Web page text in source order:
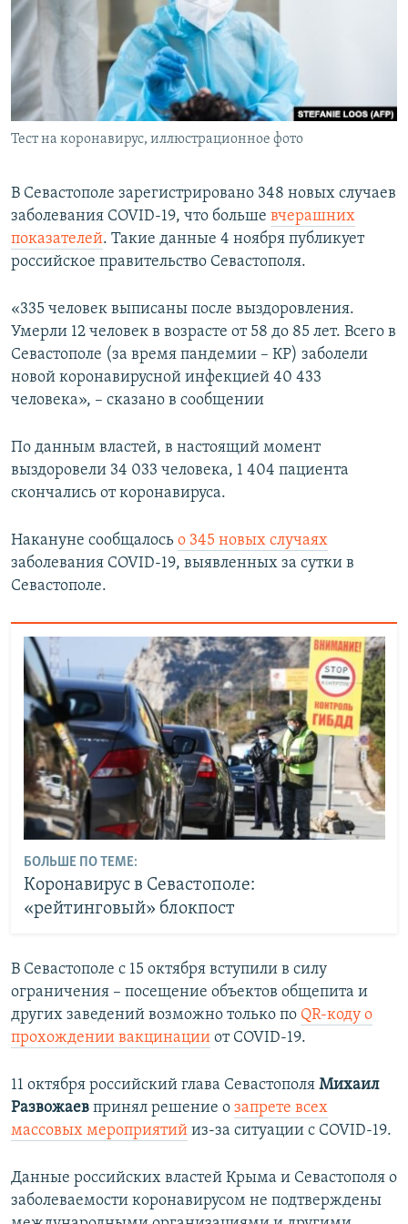
ПОБЕДИТЕЛЕЙ НЕ СУДЯТ?
КРЫМ.НЕПОКОРЕННЫЙ
ELIFBE
УКРАИНСКАЯ ПРОБЛЕМА КРЫМА
ПРИСОЕДИНЯЙТЕСЬ!
Все сайты RFE/RL
Тест на коронавирус, иллюстрационное фото
В Севастополе зарегистрировано 348 новых случаев
заболевания COVID-19, что больше вчерашних
показателей. Такие данные 4 ноября публикует
российское правительство Севастополя.
«335 человек выписаны после выздоровления.
Умерли 12 человек в возрасте от 58 до 85 лет. Всего в
Севастополе (за время пандемии – КР) заболели
новой коронавирусной инфекцией 40 433
человека», – сказано в сообщении
По данным властей, в настоящий момент
выздоровели 34 033 человека, 1 404 пациента
скончались от коронавируса.
Накануне сообщалось о 345 новых случаях
заболевания COVID-19, выявленных за сутки в
Севастополе.
БОЛЬШЕ ПО ТЕМЕ:
Коронавирус в Севастополе:
«рейтинговый» блокпост
В Севастополе с 15 октября вступили в силу
ограничения – посещение объектов общепита и
других заведений возможно только по QR-коду о
прохождении вакцинации от COVID-19.
11 октября российский глава Севастополя Михаил
Развожаев принял решение о запрете всех
массовых мероприятий из-за ситуации с COVID-19.
Данные российских властей Крыма и Севастополя о
заболеваемости коронавирусом не подтверждены